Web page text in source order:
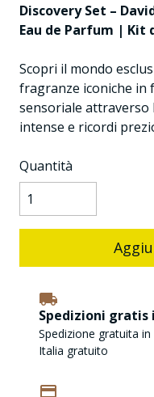
Discovery Set –
Eau de Parfum | Kit
Scopri il mondo
fragranze iconiche in
sensoriale attraverso
intense e ricordi
Quantità
Spedizioni gratis
Spedizione gratuita
Italia gratuito